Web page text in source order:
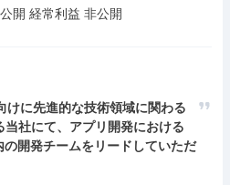
開 経常利益 非公開
けに先進的な技術領域に関わる
社にて、アプリ開発における
開発チームをリードしていただ